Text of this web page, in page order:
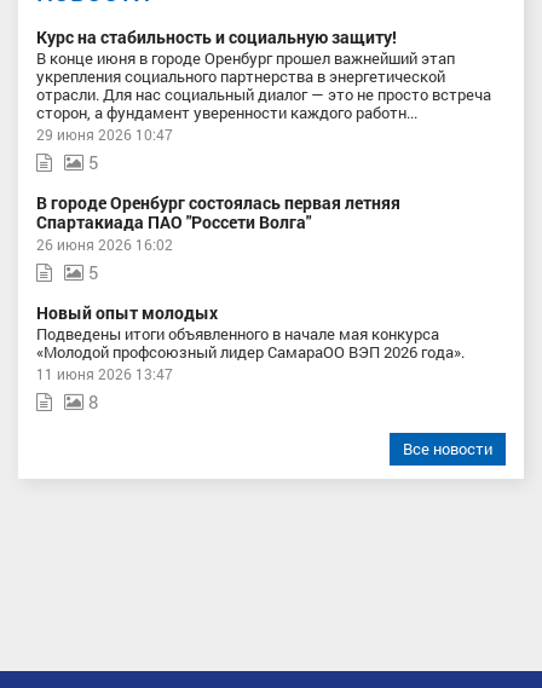
Курс на стабильность и социальную защиту!
В конце июня в городе Оренбург прошел важнейший этап
укрепления социального партнерства в энергетической
отрасли. Для нас социальный диалог — это не просто встреча
сторон, а фундамент уверенности каждого работн...
29 июня 2026 10:47
5
В городе Оренбург состоялась первая летняя
Спартакиада ПАО "Россети Волга"
26 июня 2026 16:02
5
Новый опыт молодых
Подведены итоги объявленного в начале мая конкурса
«Молодой профсоюзный лидер СамараОО ВЭП 2026 года».
11 июня 2026 13:47
8
Все новости